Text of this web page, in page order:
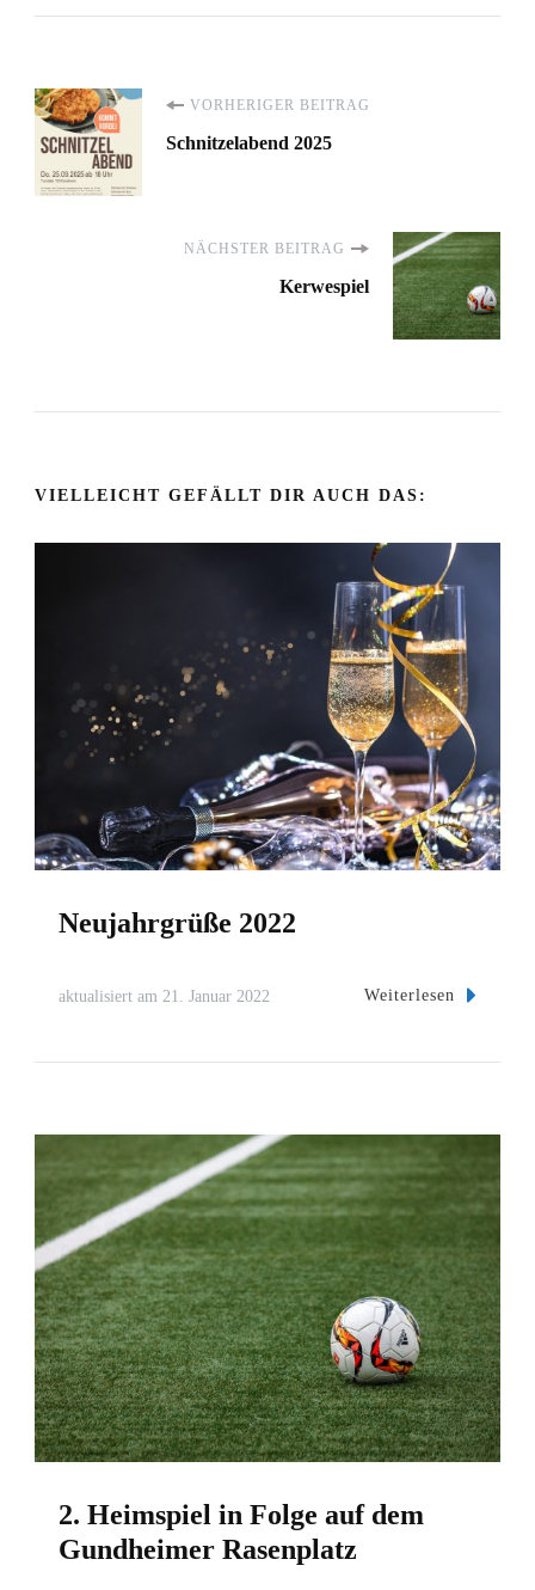
Beitragsnavigation
VORHERIGER BEITRAG
Schnitzelabend 2025
NÄCHSTER BEITRAG
Kerwespiel
VIELLEICHT GEFÄLLT DIR AUCH DAS:
Neujahrgrüße 2022
aktualisiert am 21. Januar 2022 Weiterlesen
2. Heimspiel in Folge auf dem
Gundheimer Rasenplatz